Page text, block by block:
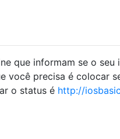
que informam se o
você precisa é colocar
o status é http://